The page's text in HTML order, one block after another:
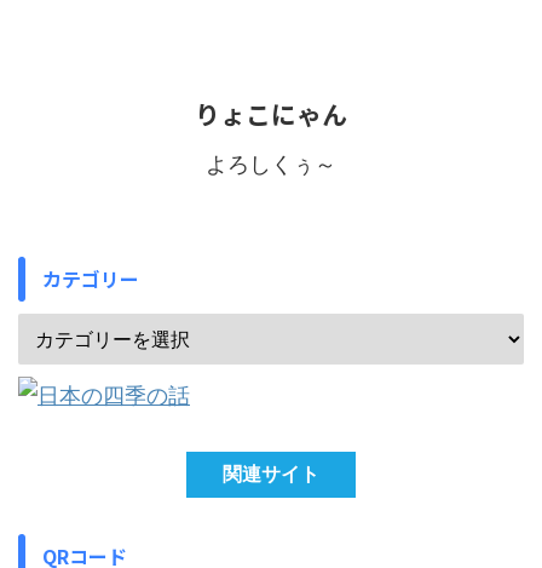
りょこにゃん
よろしくぅ～
カテゴリー
関連サイト
QRコード